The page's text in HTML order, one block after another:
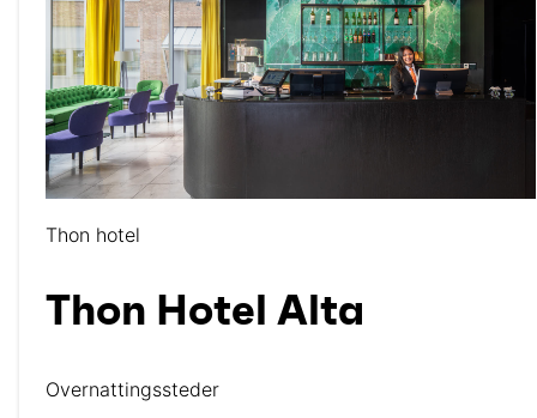
Thon hotel
Thon Hotel Alta
Overnattingssteder